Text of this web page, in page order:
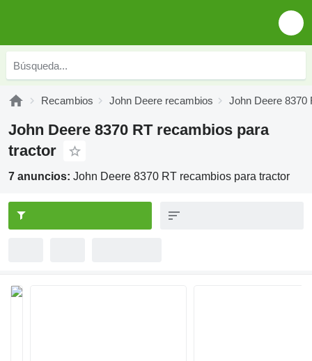
Recambios John Deere recambios John Deere 8370
John Deere 8370 RT recambios para
tractor
7 anuncios: John Deere 8370 RT recambios para tractor